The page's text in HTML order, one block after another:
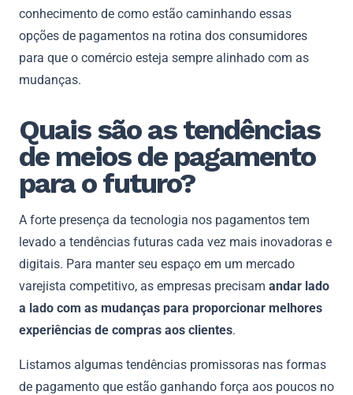
conhecimento de como estão caminhando essas
opções de pagamentos na rotina dos consumidores
para que o comércio esteja sempre alinhado com as
mudanças.
Quais são as tendências
de meios de pagamento
para o futuro?
A forte presença da tecnologia nos pagamentos tem
levado a tendências futuras cada vez mais inovadoras e
digitais. Para manter seu espaço em um mercado
varejista competitivo, as empresas precisam andar lado
a lado com as mudanças para proporcionar melhores
experiências de compras aos clientes.
Listamos algumas tendências promissoras nas formas
de pagamento que estão ganhando força aos poucos no